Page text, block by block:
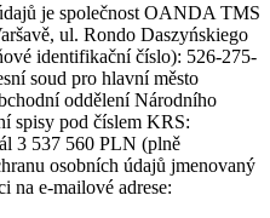
je společnost OANDA TMS
ul. Rondo Daszyńskiego
identifikační číslo): 526-275-
soud pro hlavní město
oddělení Národního
spisy pod číslem KRS:
3 537 560 PLN (plně
osobních údajů jmenovaný
na e-mailové adrese: